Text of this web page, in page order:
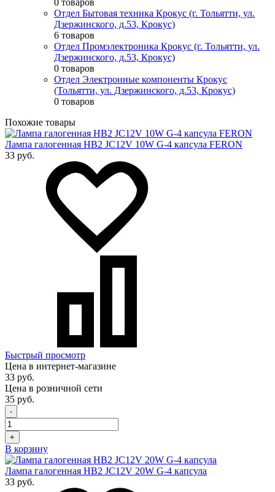
0 товаров
Отдел Бытовая техника Крокус (г. Тольятти, ул.
Дзержинского, д.53, Крокус)
6 товаров
Отдел Промэлектроника Крокус (г. Тольятти, ул.
Дзержинского, д.53, Крокус)
0 товаров
Отдел Электронные компоненты Крокус
(Тольятти, ул. Дзержинского, д.53, Крокус)
0 товаров
Похожие товары
Лампа галогенная HB2 JC12V 10W G-4 капсула FERON
33 руб.
Быстрый просмотр
Цена в интернет-магазине
33 руб.
Цена в розничной сети
35 руб.
-
+
В корзину
Лампа галогенная HB2 JC12V 20W G-4 капсула
33 руб.